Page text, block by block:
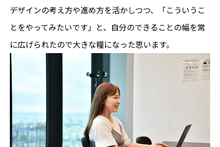
デザインの考え方や進め方を活かしつつ、「こういうこ
とをやってみたいです」と、自分のできることの幅を常
に広げられたので大きな糧になった思います。